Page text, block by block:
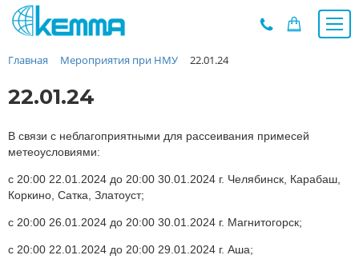
Каталог
О заводе
Новости
Контакты
Дилеры
Недвижимость
Мероприятия при НМУ
Главная Мероприятия при НМУ 22.01.24
22.01.24
В связи с неблагоприятными для рассеивания примесей
метеоусловиями:
с 20:00 22.01.2024 до 20:00 30.01.2024 г. Челябинск, Карабаш,
Коркино, Сатка, Златоуст;
с 20:00 26.01.2024 до 20:00 30.01.2024 г. Магнитогорск;
с 20:00 22.01.2024 до 20:00 29.01.2024 г. Аша;